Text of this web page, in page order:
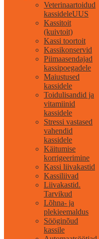
Veterinaartoidud
kassideleUUS
Kassitoit
(kuivtoit)
Kassi toortoit
Kassikonservid
Piimaasendajad
kassipoegadele
Maiustused
kassidele
Toidulisandid ja
vitamiinid
kassidele
Stressi vastased
vahendid
kassidele
Käitumise
korrigeerimine
Kassi liivakastid
Kassiliivad
Liivakastid.
Tarvikud
Lõhna- ja
plekieemaldus
Sööginõud
kassile